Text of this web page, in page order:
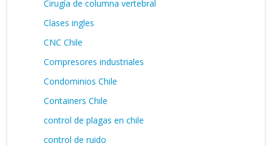
Cirugía de columna vertebral
Clases ingles
CNC Chile
Compresores industriales
Condominios Chile
Containers Chile
control de plagas en chile
control de ruido